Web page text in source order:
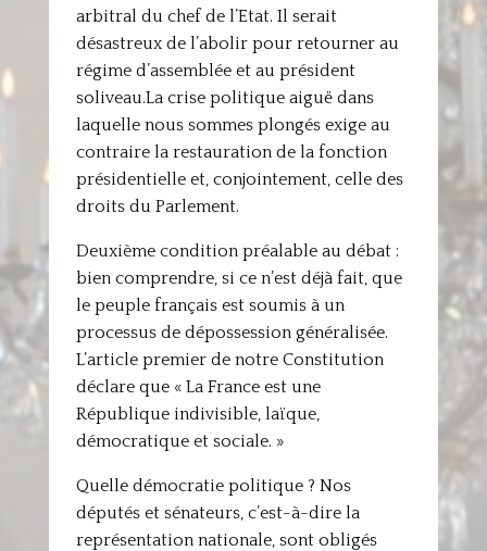
arbitral du chef de l’Etat. Il serait
désastreux de l’abolir pour retourner au
régime d’assemblée et au président
soliveau.La crise politique aiguë dans
laquelle nous sommes plongés exige au
contraire la restauration de la fonction
présidentielle et, conjointement, celle des
droits du Parlement.
Deuxième condition préalable au débat :
bien comprendre, si ce n’est déjà fait, que
le peuple français est soumis à un
processus de dépossession généralisée.
L’article premier de notre Constitution
déclare que « La France est une
République indivisible, laïque,
démocratique et sociale. »
Quelle démocratie politique ? Nos
députés et sénateurs, c’est-à-dire la
représentation nationale, sont obligés